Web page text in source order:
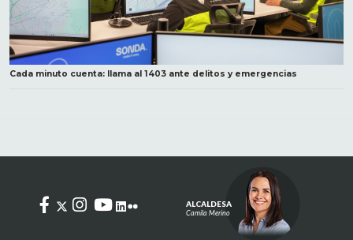
Cada minuto cuenta: llama al 1403 ante delitos y emergencias
ALCALDESA
Camila Merino